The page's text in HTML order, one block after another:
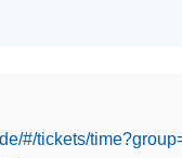
#/tickets/